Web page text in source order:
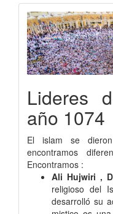
Lideres
año 1074
El islam se
encontramos
Encontramos :
Ali Hujwiri ,
religioso del
desarrolló su